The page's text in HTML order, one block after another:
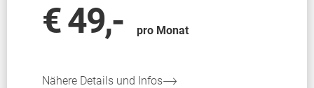
€ 49,- pro Monat
Nähere Details und Infos